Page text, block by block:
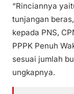
“Rinciannya
tunjangan
kepada PNS,
PPPK Penuh
sesuai jumlah
ungkapnya.